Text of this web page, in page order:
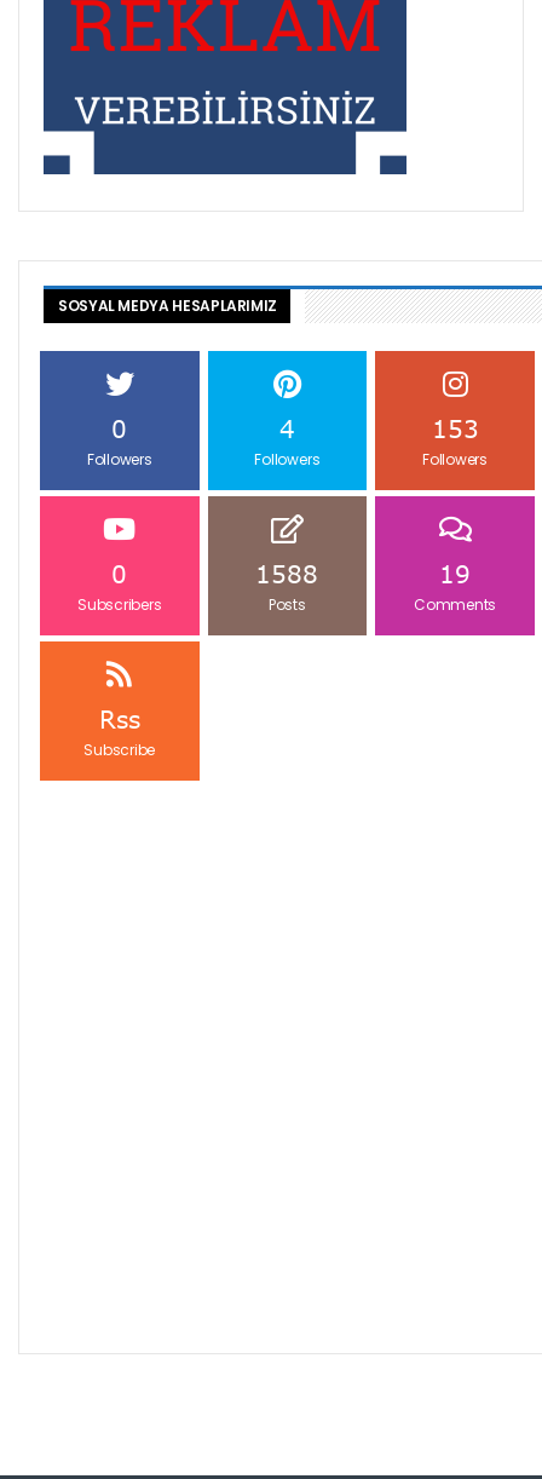
SOSYAL MEDYA HESAPLARIMIZ
0
Followers
4
Followers
153
Followers
0
Subscribers
1588
Posts
19
Comments
Rss
Subscribe